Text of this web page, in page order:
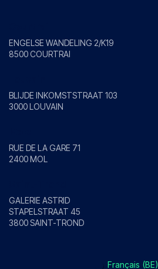
ENGELSE WANDELING 2/K19
8500 COURTRAI
BLIJDE INKOMSTSTRAAT 103
3000 LOUVAIN
RUE DE LA GARE 71
2400 MOL
GALERIE ASTRID
STAPELSTRAAT 45
3800 SAINT-TROND
Français (BE)